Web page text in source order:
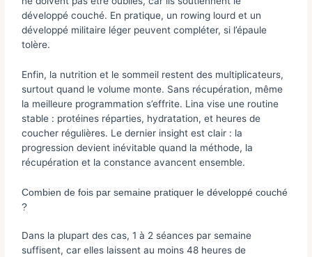
développé couché. En pratique, un rowing lourd et un
développé militaire léger peuvent compléter, si l’épaule
tolère.
Enfin, la nutrition et le sommeil restent des multiplicateurs,
surtout quand le volume monte. Sans récupération, même
la meilleure programmation s’effrite. Lina vise une routine
stable : protéines réparties, hydratation, et heures de
coucher régulières. Le dernier insight est clair : la
progression devient inévitable quand la méthode, la
récupération et la constance avancent ensemble.
Combien de fois par semaine pratiquer le développé couché
?
Dans la plupart des cas, 1 à 2 séances par semaine
suffisent, car elles laissent au moins 48 heures de